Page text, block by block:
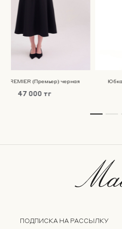
PREMIER (Премьер) черная
47 000 тг
Юбка
ПОДПИСКА НА РАССЫЛКУ